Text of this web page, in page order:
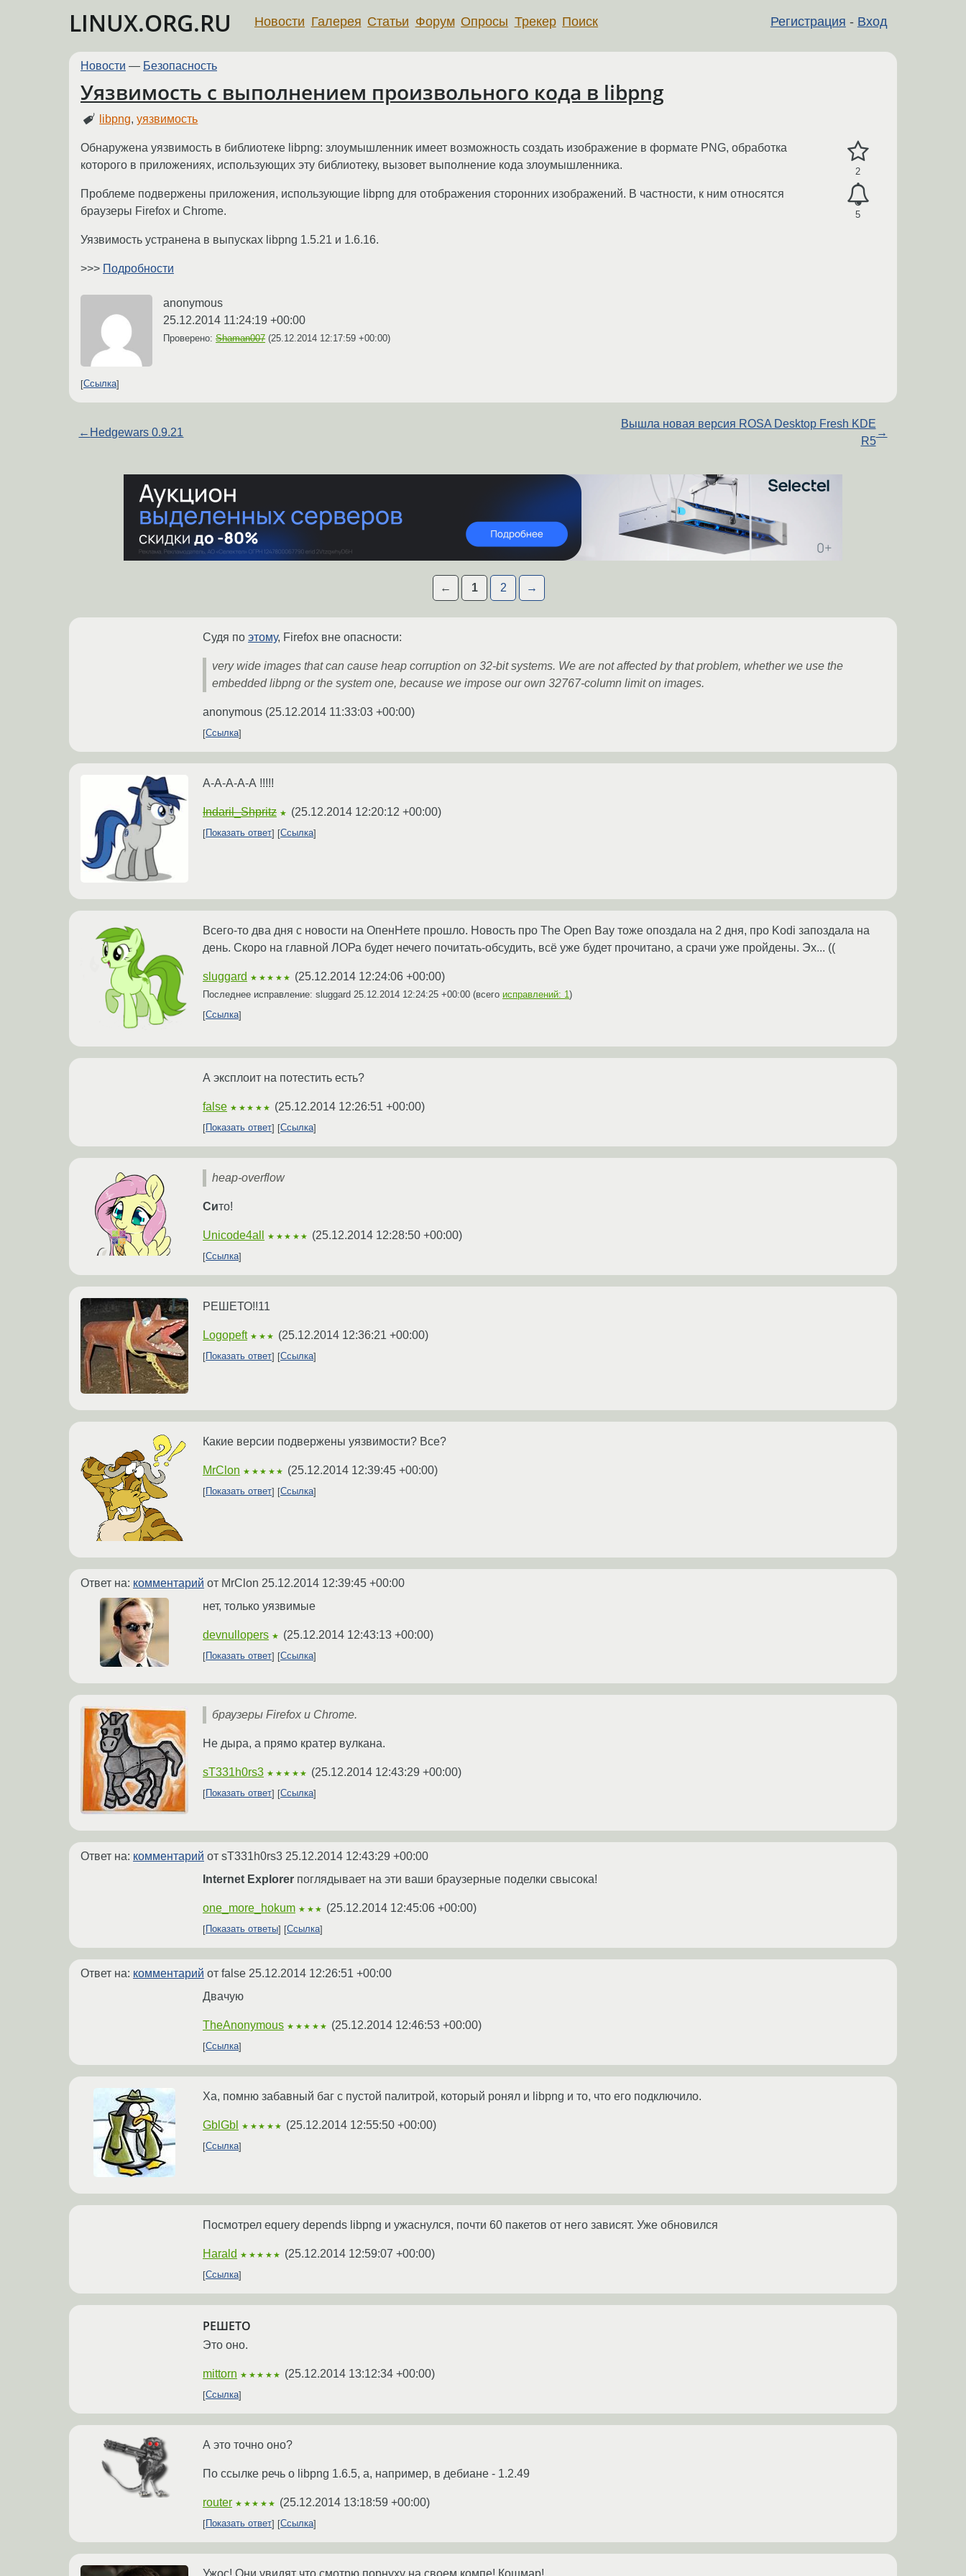
LINUX.ORG.RU Регистрация - Вход
Новости Галерея Статьи Форум Опросы Трекер Поиск
Новости — Безопасность
Уязвимость с выполнением произвольного кода в libpng
libpng,уязвимость
2
5
Обнаружена уязвимость в библиотеке libpng: злоумышленник имеет возможность создать изображение в формате PNG, обработка
которого в приложениях, использующих эту библиотеку, вызовет выполнение кода злоумышленника.
Проблеме подвержены приложения, использующие libpng для отображения сторонних изображений. В частности, к ним относятся
браузеры Firefox и Chrome.
Уязвимость устранена в выпусках libpng 1.5.21 и 1.6.16.
>>> Подробности
anonymous
25.12.2014 11:24:19 +00:00
Проверено: Shaman007 (25.12.2014 12:17:59 +00:00)
Ссылка
← Hedgewars 0.9.21
Вышла новая версия ROSA Desktop Fresh KDE
R5
→
← 1 2 →
Судя по этому, Firefox вне опасности:
very wide images that can cause heap corruption on 32-bit systems. We are not affected by that problem, whether we use the
embedded libpng or the system one, because we impose our own 32767-column limit on images.
anonymous (25.12.2014 11:33:03 +00:00)
Ссылка
А-А-А-А-А !!!!!
Indaril_Shpritz ★ (25.12.2014 12:20:12 +00:00)
Показать ответ Ссылка
Всего-то два дня с новости на ОпенНете прошло. Новость про The Open Bay тоже опоздала на 2 дня, про Kodi запоздала на
день. Скоро на главной ЛОРа будет нечего почитать-обсудить, всё уже будет прочитано, а срачи уже пройдены. Эх... ((
sluggard ★★★★★ (25.12.2014 12:24:06 +00:00)
Последнее исправление: sluggard 25.12.2014 12:24:25 +00:00 (всего исправлений: 1 )
Ссылка
А эксплоит на потестить есть?
false ★★★★★ (25.12.2014 12:26:51 +00:00)
Показать ответ Ссылка
heap-overflow
Cито!
Unicode4all ★★★★★ (25.12.2014 12:28:50 +00:00)
Ссылка
РЕШЕТО!!11
Logopeft ★★★ (25.12.2014 12:36:21 +00:00)
Показать ответ Ссылка
Какие версии подвержены уязвимости? Все?
MrClon ★★★★★ (25.12.2014 12:39:45 +00:00)
Показать ответ Ссылка
Ответ на: комментарий от MrClon 25.12.2014 12:39:45 +00:00
нет, только уязвимые
devnullopers ★ (25.12.2014 12:43:13 +00:00)
Показать ответ Ссылка
браузеры Firefox и Chrome.
Не дыра, а прямо кратер вулкана.
sT331h0rs3 ★★★★★ (25.12.2014 12:43:29 +00:00)
Показать ответ Ссылка
Ответ на: комментарий от sT331h0rs3 25.12.2014 12:43:29 +00:00
Internet Explorer поглядывает на эти ваши браузерные поделки свысока!
one_more_hokum ★★★ (25.12.2014 12:45:06 +00:00)
Показать ответы Ссылка
Ответ на: комментарий от false 25.12.2014 12:26:51 +00:00
Двачую
TheAnonymous ★★★★★ (25.12.2014 12:46:53 +00:00)
Ссылка
Ха, помню забавный баг с пустой палитрой, который ронял и libpng и то, что его подключило.
GblGbl ★★★★★ (25.12.2014 12:55:50 +00:00)
Ссылка
Посмотрел equery depends libpng и ужаснулся, почти 60 пакетов от него зависят. Уже обновился
Harald ★★★★★ (25.12.2014 12:59:07 +00:00)
Ссылка
РЕШЕТО
Это оно.
mittorn ★★★★★ (25.12.2014 13:12:34 +00:00)
Ссылка
А это точно оно?
По ссылке речь о libpng 1.6.5, а, например, в дебиане - 1.2.49
router ★★★★★ (25.12.2014 13:18:59 +00:00)
Показать ответ Ссылка
Ужос! Они увидят что смотрю порнуху на своем компе! Кошмар!